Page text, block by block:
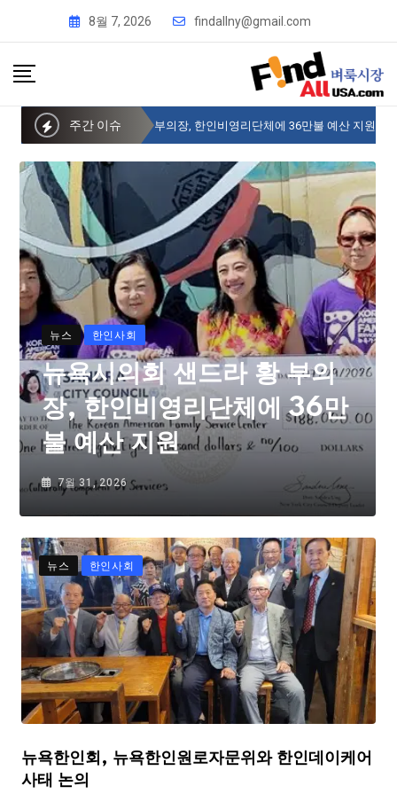
8월 7, 2026 findallny@gmail.com
주간 이슈
뉴욕시의회 샌드라 황 부의장, 한인비영리단체에 36만불 예산 지원
뉴스 한인사회
뉴욕시의회 샌드라 황 부의
장, 한인비영리단체에 36만
불 예산 지원
7월 31, 2026
뉴스 한인사회
뉴욕한인회, 뉴욕한인원로자문위와 한인데이케어
사태 논의